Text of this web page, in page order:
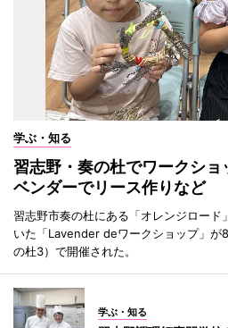
学ぶ・知る
習志野・奏の杜でワークシ
ベンダーでリース作りなど
習志野市奏の杜にある「オレンジロード
いた「Lavender deワークショップ」が
の杜3）で開催された。
学ぶ・知る